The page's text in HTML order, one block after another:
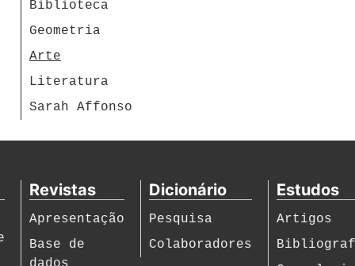
Biblioteca
Geometria
Arte
Literatura
Sarah Affonso
Revistas
Apresentação
Base de
Dicionário
Pesquisa
Colaboradores
Estudos
Artigos